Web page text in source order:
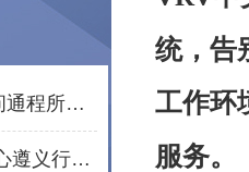
市律师行业党委走访慰问通程所老党员文星民律师
红心向党庆七一 聚力同心遵义行——湖南通程律师事务所党总支赴遵义开展红色教育活动
统，告
工作环
服务。